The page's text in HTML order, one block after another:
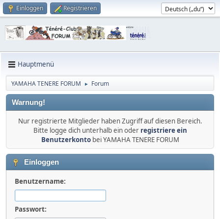
Einloggen Registrieren
Hauptmenü
YAMAHA TENERE FORUM ► Forum
Warnung!
Nur registrierte Mitglieder haben Zugriff auf diesen Bereich.
Bitte logge dich unterhalb ein oder registriere ein
Benutzerkontobei YAMAHA TENERE FORUM
Einloggen
Benutzername:
Passwort: